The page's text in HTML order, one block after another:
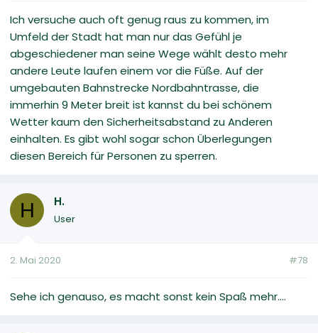
Ich versuche auch oft genug raus zu kommen, im
Umfeld der Stadt hat man nur das Gefühl je
abgeschiedener man seine Wege wählt desto mehr
andere Leute laufen einem vor die Füße. Auf der
umgebauten Bahnstrecke Nordbahntrasse, die
immerhin 9 Meter breit ist kannst du bei schönem
Wetter kaum den Sicherheitsabstand zu Anderen
einhalten. Es gibt wohl sogar schon Überlegungen
diesen Bereich für Personen zu sperren.
H H.
User
2. Mai 2020 #78
Sehe ich genauso, es macht sonst kein Spaß mehr....